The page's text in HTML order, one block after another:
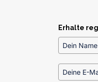
Erhalte